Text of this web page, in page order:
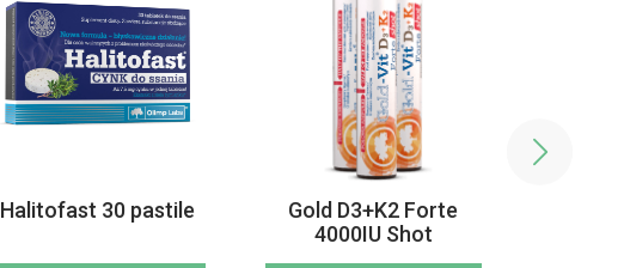
Halitofast 30 pastile
Gold D3+K2 Forte
4000IU Shot